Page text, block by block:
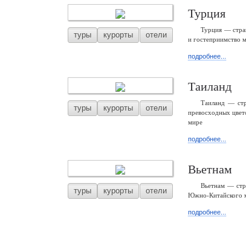
туры курорты отели
Турция
Турция —
и гостеприимство
подробнее...
туры курорты отели
Таиланд
Таиланд —
превосходных
мире
подробнее...
туры курорты отели
Вьетнам
Вьетнам —
Южно-Китайского
подробнее...